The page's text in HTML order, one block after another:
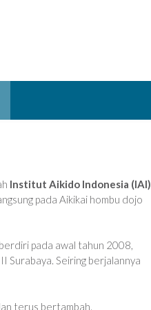
Institut Aikido Indonesia (IAI)
pada Aikikai hombu dojo
pada awal tahun 2008,
Surabaya. Seiring berjalannya
terus bertambah.